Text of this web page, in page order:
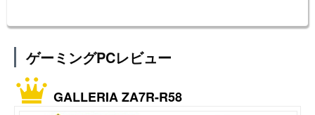
ゲーミングPCレビュー
GALLERIA ZA7R-R58